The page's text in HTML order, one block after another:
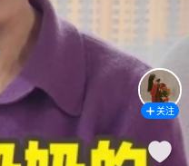
关注